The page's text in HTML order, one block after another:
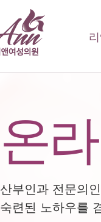
온
산부인과 전문의
숙련된 노하우를